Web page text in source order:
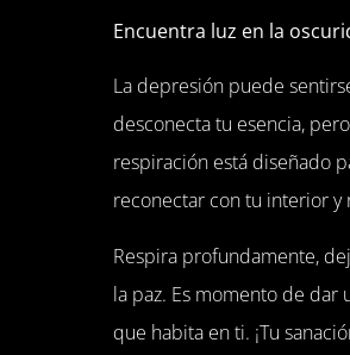
Encuentra luz en la
La depresión puede
desconecta tu esencia,
respiración está diseñado
reconectar con tu interior y
Respira profundamente,
la paz. Es momento de dar
que habita en ti. ¡Tu